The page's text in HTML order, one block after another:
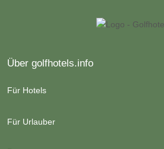
Über golfhotels.info
Für Hotels
Für Urlauber